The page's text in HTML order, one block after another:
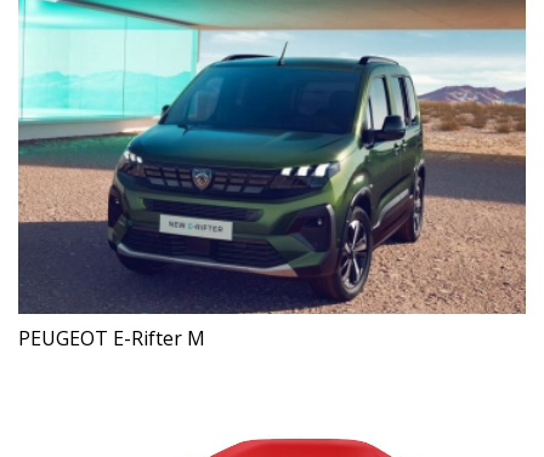
PEUGEOT E-Rifter M